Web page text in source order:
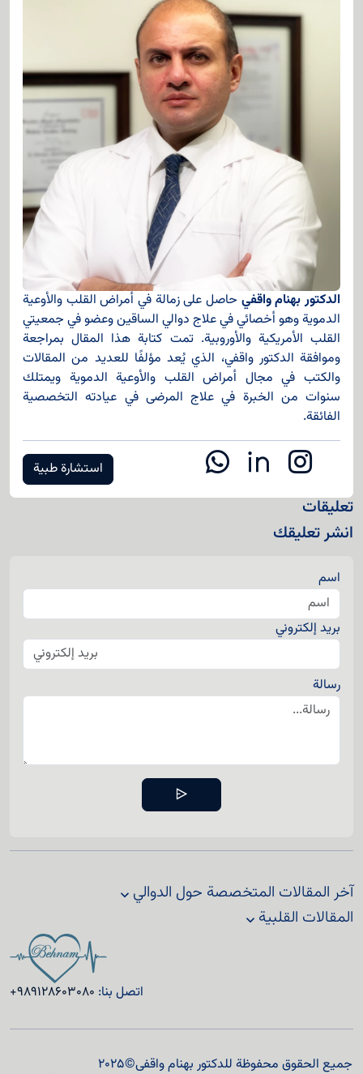
الدكتور بهنام واقفي حاصل على زمالة في أمراض القلب والأوعية
الدموية وهو أخصائي في علاج دوالي الساقين وعضو في جمعيتي
القلب الأمريكية والأوروبية. تمت كتابة هذا المقال بمراجعة
وموافقة الدكتور واقفي، الذي يُعد مؤلفًا للعديد من المقالات
والكتب في مجال أمراض القلب والأوعية الدموية ويمتلك
سنوات من الخبرة في علاج المرضى في عيادته التخصصية
الفائقة.
استشارة طبية
تعليقات
انشر تعليقك
اسم
بريد إلكتروني
رسالة
آخر المقالات المتخصصة حول الدوالي
المقالات القلبية
اتصل بنا: +989128603080
جميع الحقوق محفوظة للدكتور بهنام واقفی© 2025